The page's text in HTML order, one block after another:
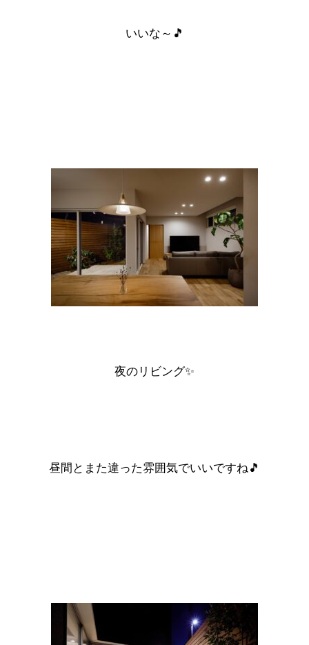
いいな～🎵
夜のリビング✨
昼間とまた違った雰囲気でいいですね🎵